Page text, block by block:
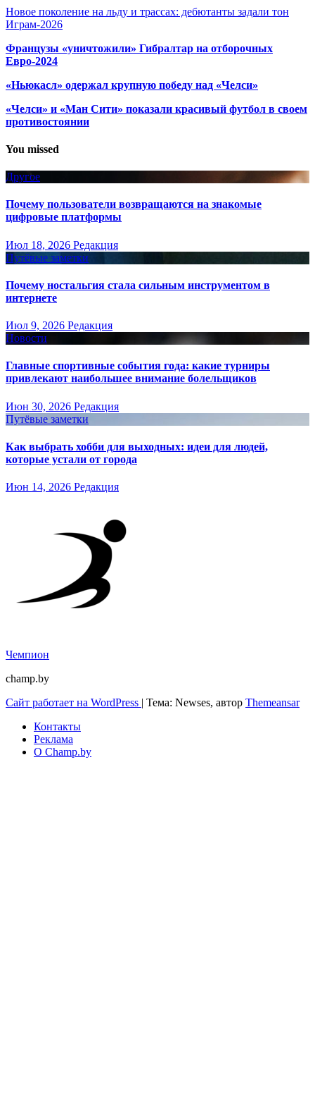
Новое поколение на льду и трассах: дебютанты задали тон
Играм-2026
Французы «уничтожили» Гибралтар на отборочных
Евро-2024
«Ньюкасл» одержал крупную победу над «Челси»
«Челси» и «Ман Сити» показали красивый футбол в своем
противостоянии
You missed
Другое
Почему пользователи возвращаются на знакомые
цифровые платформы
Июл 18, 2026 Редакция
Путёвые заметки
Почему ностальгия стала сильным инструментом в
интернете
Июл 9, 2026 Редакция
Новости
Главные спортивные события года: какие турниры
привлекают наибольшее внимание болельщиков
Июн 30, 2026 Редакция
Путёвые заметки
Как выбрать хобби для выходных: идеи для людей,
которые устали от города
Июн 14, 2026 Редакция
Чемпион
champ.by
Сайт работает на WordPress | Тема: Newses, автор Themeansar
Контакты
Реклама
О Champ.by